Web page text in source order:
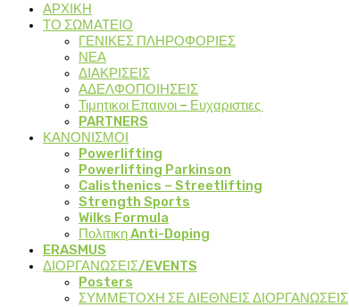
ΑΡΧΙΚΗ
ΤΟ ΣΩΜΑΤΕΙΟ
ΓΕΝΙΚΕΣ ΠΛΗΡΟΦΟΡΙΕΣ
ΝΕΑ
ΔΙΑΚΡΙΣΕΙΣ
ΑΔΕΛΦΟΠΟΙΗΣΕΙΣ
Τιμητικοι Επαινοι – Ευχαριστιες
PARTNERS
ΚΑΝΟΝΙΣΜΟΙ
Powerlifting
Powerlifting Parkinson
Calisthenics – Streetlifting
Strength Sports
Wilks Formula
Πολιτικη Anti-Doping
ERASMUS
ΔΙΟΡΓΑΝΩΣΕΙΣ/EVENTS
Posters
ΣΥΜΜΕΤΟΧΗ ΣΕ ΔΙΕΘΝΕΙΣ ΔΙΟΡΓΑΝΩΣΕΙΣ